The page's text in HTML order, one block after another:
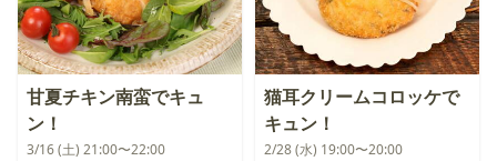
甘夏チキン南蛮でキュ
ン！
3/16 (土) 21:00〜22:00
猫耳クリームコロッケで
キュン！
2/28 (水) 19:00〜20:00